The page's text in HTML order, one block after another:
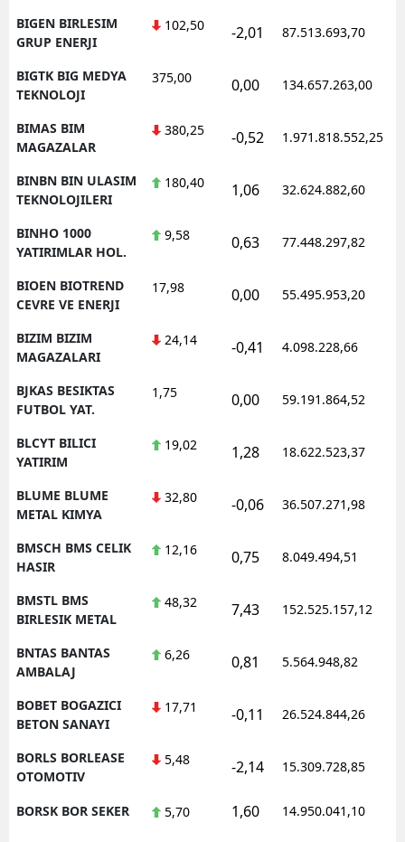
BIGEN BIRLESIM
GRUP ENERJI
102,50 -2,01 87.513.693,70
BIGTK BIG MEDYA
TEKNOLOJI
375,00 0,00 134.657.263,00
BIMAS BIM
MAGAZALAR
380,25 -0,52 1.971.818.552,25
BINBN BIN ULASIM
TEKNOLOJILERI
180,40 1,06 32.624.882,60
BINHO 1000
YATIRIMLAR HOL.
9,58 0,63 77.448.297,82
BIOEN BIOTREND
CEVRE VE ENERJI
17,98 0,00 55.495.953,20
BIZIM BIZIM
MAGAZALARI
24,14 -0,41 4.098.228,66
BJKAS BESIKTAS
FUTBOL YAT.
1,75 0,00 59.191.864,52
BLCYT BILICI
YATIRIM
19,02 1,28 18.622.523,37
BLUME BLUME
METAL KIMYA
32,80 -0,06 36.507.271,98
BMSCH BMS CELIK
HASIR
12,16 0,75 8.049.494,51
BMSTL BMS
BIRLESIK METAL
48,32 7,43 152.525.157,12
BNTAS BANTAS
AMBALAJ
6,26 0,81 5.564.948,82
BOBET BOGAZICI
BETON SANAYI
17,71 -0,11 26.524.844,26
BORLS BORLEASE
OTOMOTIV
5,48 -2,14 15.309.728,85
BORSK BOR SEKER 5,70 1,60 14.950.041,10